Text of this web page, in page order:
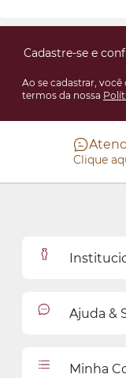
Cadastre-se e
Ao se cadastrar,
termos da nossa
Clique
Como Comprar
Ajuda &
Seja umaMinha